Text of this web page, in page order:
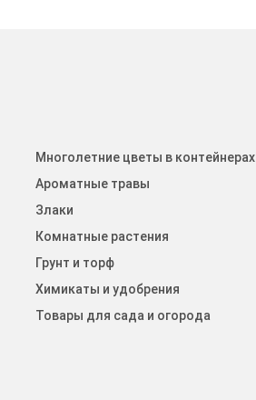
Многолетние цветы в контейнерах
Ароматные травы
Злаки
Комнатные растения
Грунт и торф
Химикаты и удобрения
Товары для сада и огорода